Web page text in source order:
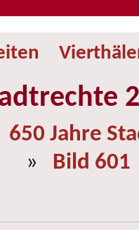
650 Jahre
» Bild 601